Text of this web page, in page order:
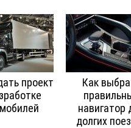
проект
Как
навигатор
долгих